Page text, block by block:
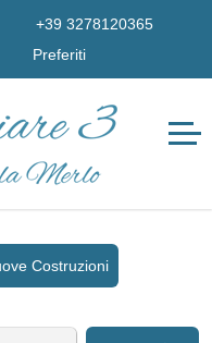
+39 3278120365
Preferiti
Costruzioni